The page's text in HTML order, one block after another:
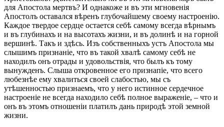
для Апостола мертвъ? И однакоже и въ эти мгновенія
Апостолъ оставался вѣренъ глубочайшему своему настроенію.
Каждое твердое сердце остается себѣ самому всегда вѣрнымъ
и въ глубинахъ и на высотахъ жизни, и въ долинѣ и на горной
вершинѣ. Такъ и здѣсь. Изъ собственныхъ устъ Апостола мы
слышимъ признаніе, что въ такой хвалѣ самому себѣ не
находилъ онъ отрады и удовольствія, что былъ къ тому
вынужденъ. Слыша откровенное его признапіе, что всего
любезнѣе ему хвалиться своей слабостью, мы съ
утѣшенностью признаемъ, что у него истинное сердечное
настроеніе не всегда находило себѣ полное выраженіе, – что и
онъ въ этомъ отношеніи платилъ дань природѣ этой земной
жизни.